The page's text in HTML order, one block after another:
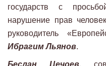
государств с
нарушение прав
руководитель
Ибрагим Льянов.
Беслан Цечоев,